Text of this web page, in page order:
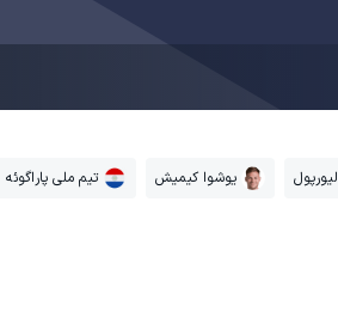
لیورپول یوشوا کیمیش تیم ملی پاراگوئه